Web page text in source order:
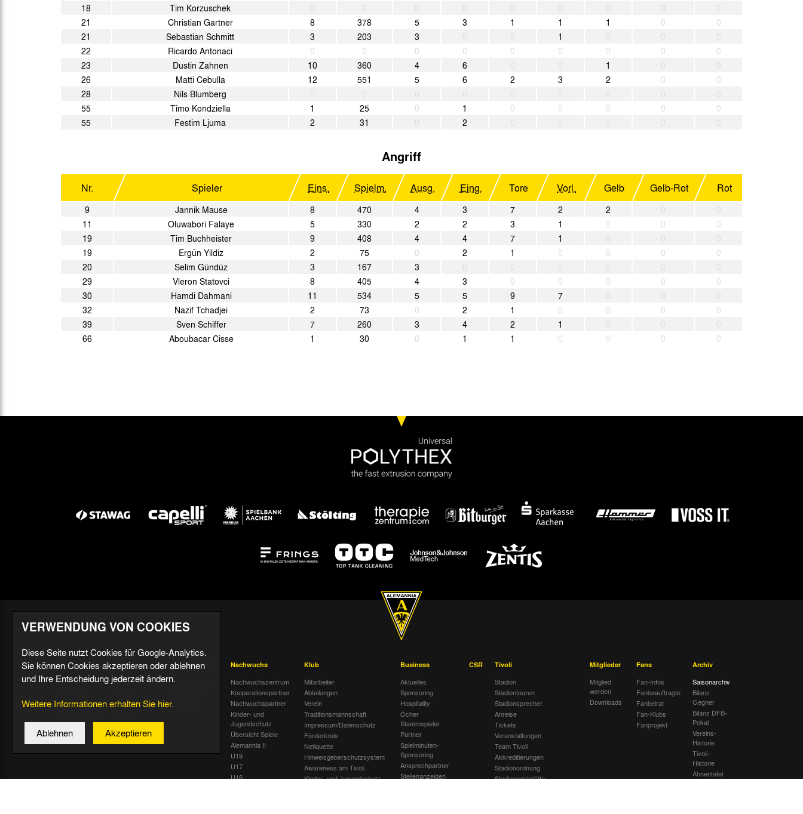
18
Tim Korzuschek
21
Christian Gartner 8 378 5 3 1 1 1 0
0
21
Sebastian Schmitt 3 203 3 1
22
Ricardo Antonaci 0 0 0 0 0 0 0 0
0
23
Dustin Zahnen 10 360 4 6 1
26
Matti Cebulla 12 551 5 6 2 3 2 0
0
28
Nils Blumberg
55
Timo Kondziella 1 25 0 1 0 0 0 0
0
55
Festim Ljuma 2 31 2
Angriff
Nr. Spieler Eins. Spielm. Ausg. Eing. Tore Vorl. Gelb Gelb-Rot Rot
9 Jannik Mause 8 470 4 3 7 2 2
11
Oluwabori Falaye 5 330 2 2 3 1 0 0
0
19
Tim Buchheister 9 408 4 4 7 1
19
Ergün Yildiz 2 75 0 2 1 0 0 0
0
20
Selim Gündüz 3 167 3
29
Vleron Statovci 8 405 4 3 0 0 0 0
0
30
Hamdi Dahmani 11 534 5 5 9 7
32
Nazif Tchadjei 2 73 0 2 1 0 0 0
0
39
Sven Schiffer 7 260 3 4 2 1
66
Aboubacar Cisse 1 30 0 1 1 0 0 0 0
Aktuell
Nachrichten
Tivoli Echo
Deal
Radiostream
Profis
Mannschaft &
Spiele & Tabelle
Trainingsplan
Geburtstage
Fußballschule
Datenschutz
Nachwuchs
Nachwuchszentrum
Kooperationspartner
Nachwuchspartner
Kinder- und
Jugendschutz
Übersicht Spiele
Alemannia II
U19
U17
U16
Klub
Mitarbeiter
Abteilungen
Verein
Traditionsmannschaft
Impressum/Datenschutz
Förderkreis
Netiquette
Hinweisgeberschutzsystem
Awareness am Tivoli
Kinder- und Jugendschutz
Business
Aktuelles
Sponsoring
Hospitality
Öcher
Stammspieler
Partner
Spielminuten-
Sponsoring
Ansprechpartner
Stellenanzeigen
CSR
Tivoli
Stadion
Stadiontouren
Stadionsprecher
Anreise
Tickets
Veranstaltungen
Team Tivoli
Akkreditierungen
Stadionordnung
Stadiongaststätte
Mitglieder
Mitglied
werden
Downloads
Fans
Fan-Infos
Fanbeauftragte
Fanbeirat
Fan-Klubs
Fanprojekt
Archiv
Saisonarchiv
Bilanz
Gegner
Bilanz DFB-
Pokal
Vereins-
Historie
Tivoli-
Historie
Ahnentafel
VERWENDUNG VON COOKIES
Diese Seite nutzt Cookies für Google-Analytics.
Sie können Cookies akzeptieren oder ablehnen
und Ihre Entscheidung jederzeit ändern.
Weitere Informationen erhalten Sie hier.
Ablehnen Akzeptieren